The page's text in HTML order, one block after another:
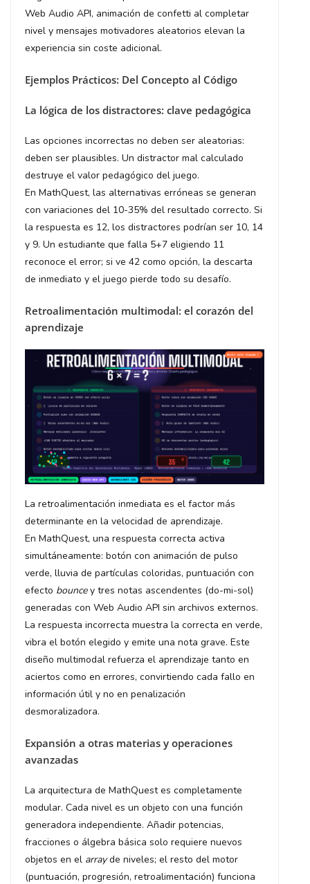
Web Audio API, animación de confetti al completar
nivel y mensajes motivadores aleatorios elevan la
experiencia sin coste adicional.
Ejemplos Prácticos: Del Concepto al Código
La lógica de los distractores: clave pedagógica
Las opciones incorrectas no deben ser aleatorias:
deben ser plausibles. Un distractor mal calculado
destruye el valor pedagógico del juego.
En MathQuest, las alternativas erróneas se generan
con variaciones del 10-35% del resultado correcto. Si
la respuesta es 12, los distractores podrían ser 10, 14
y 9. Un estudiante que falla 5+7 eligiendo 11
reconoce el error; si ve 42 como opción, la descarta
de inmediato y el juego pierde todo su desafío.
Retroalimentación multimodal: el corazón del
aprendizaje
La retroalimentación inmediata es el factor más
determinante en la velocidad de aprendizaje.
En MathQuest, una respuesta correcta activa
simultáneamente: botón con animación de pulso
verde, lluvia de partículas coloridas, puntuación con
efecto bouncey tres notas ascendentes (do-mi-sol)
generadas con Web Audio API sin archivos externos.
La respuesta incorrecta muestra la correcta en verde,
vibra el botón elegido y emite una nota grave. Este
diseño multimodal refuerza el aprendizaje tanto en
aciertos como en errores, convirtiendo cada fallo en
información útil y no en penalización
desmoralizadora.
Expansión a otras materias y operaciones
avanzadas
La arquitectura de MathQuest es completamente
modular. Cada nivel es un objeto con una función
generadora independiente. Añadir potencias,
fracciones o álgebra básica solo requiere nuevos
objetos en el arrayde niveles; el resto del motor
(puntuación, progresión, retroalimentación) funciona